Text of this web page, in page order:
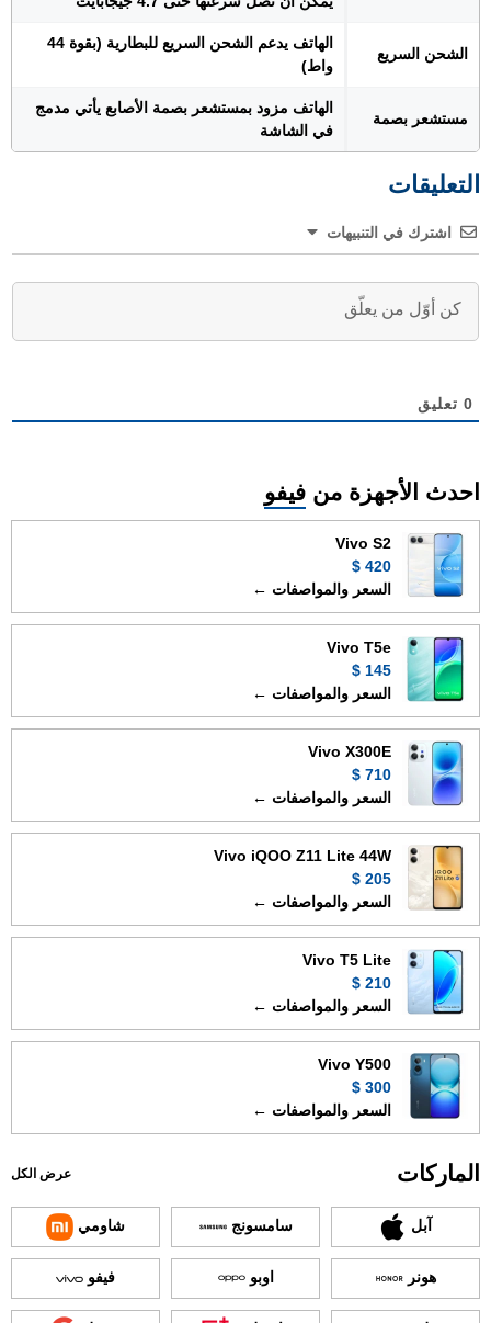
الشحن السريع
الهاتف يدعم الشحن السريع للبطارية (بقوة 44
واط)
مستشعر بصمة
الهاتف مزود بمستشعر بصمة الأصابع يأتي مدمج
في الشاشة
التعليقات
اشترك في التنبيهات
0 تعليق
احدث الأجهزة من فيفو
Vivo S2
420 $
السعر والمواصفات ←
Vivo T5e
145 $
السعر والمواصفات ←
Vivo X300E
710 $
السعر والمواصفات ←
Vivo iQOO Z11 Lite 44W
205 $
السعر والمواصفات ←
Vivo T5 Lite
210 $
السعر والمواصفات ←
Vivo Y500
300 $
السعر والمواصفات ←
الماركات عرض الكل
آبل سامسونج شاومي
هونر اوبو فيفو